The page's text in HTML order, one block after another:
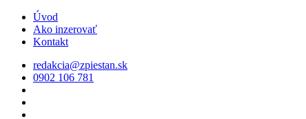
Úvod
Ako inzerovať
Kontakt
redakcia@zpiestan.sk
0902 106 781